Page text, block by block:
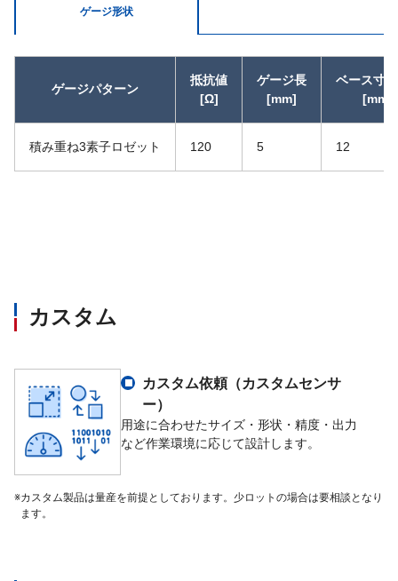
ゲージ形状
ゲージパターン
抵抗値
[Ω]
ゲージ長
[mm]
ベース寸
[mm]
積み重ね3素子ロゼット 120 5 12
カスタム
カスタム依頼（カスタムセンサ
ー）
用途に合わせたサイズ・形状・精度・出力
など作業環境に応じて設計します。
※カスタム製品は量産を前提としております。少ロットの場合は要相談となり
ます。